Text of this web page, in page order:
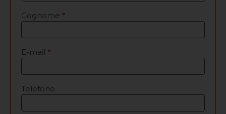
Cognome *
E-mail *
Telefono